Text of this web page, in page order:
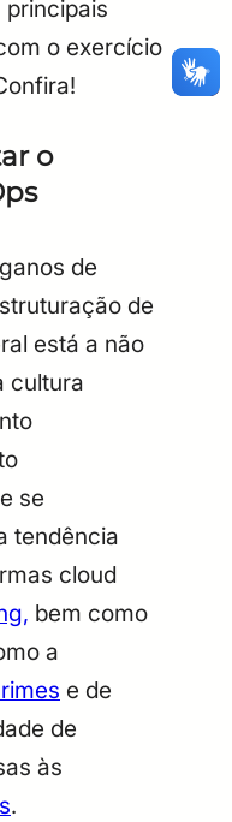
Email
Confirme a senha
principais
o exercício
o
de
de
está a não
cultura
se
tendência
cloud
bem como
a
e de
de
às
.